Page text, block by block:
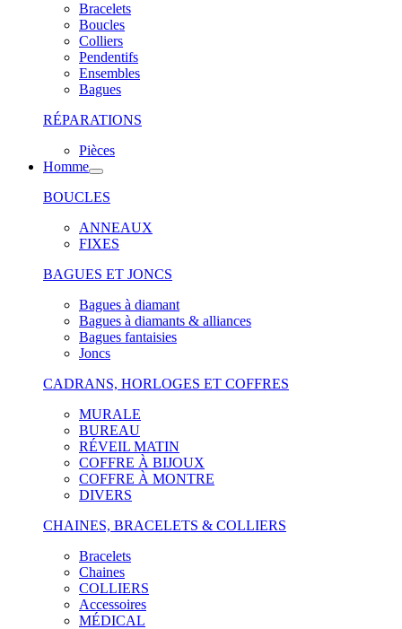
Bracelets
Boucles
Colliers
Pendentifs
Ensembles
Bagues
RÉPARATIONS
Pièces
Homme
BOUCLES
ANNEAUX
FIXES
BAGUES ET JONCS
Bagues à diamant
Bagues à diamants & alliances
Bagues fantaisies
Joncs
CADRANS, HORLOGES ET COFFRES
MURALE
BUREAU
RÉVEIL MATIN
COFFRE À BIJOUX
COFFRE À MONTRE
DIVERS
CHAINES, BRACELETS & COLLIERS
Bracelets
Chaines
COLLIERS
Accessoires
MÉDICAL